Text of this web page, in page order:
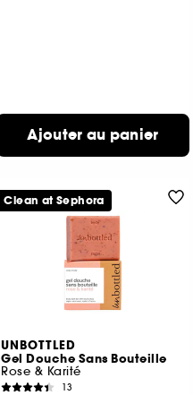
Ajouter au panier
UNBOTTLED
Gel Douche Sans Bouteille
Rose & Karité
13
Clean at Sephora